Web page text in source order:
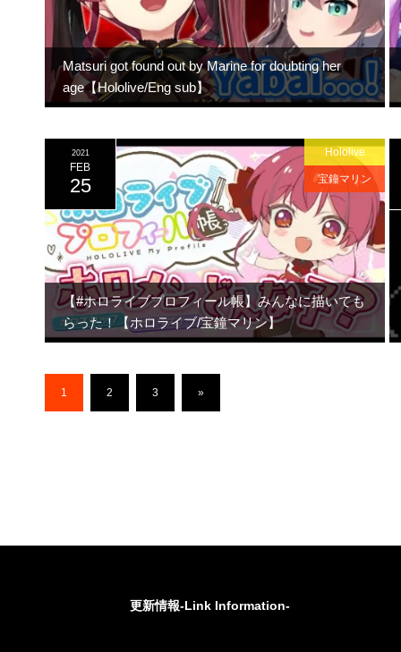
Matsuri got found out by Marine for doubting her
age【Hololive/Eng sub】
【#ホロライブプロフィール帳】みんなに描いても
らった！【ホロライブ/宝鐘マリン】
2021
FEB
25
Hololive
宝鐘マリン
1 2 3 »
更新情報-Link Information-